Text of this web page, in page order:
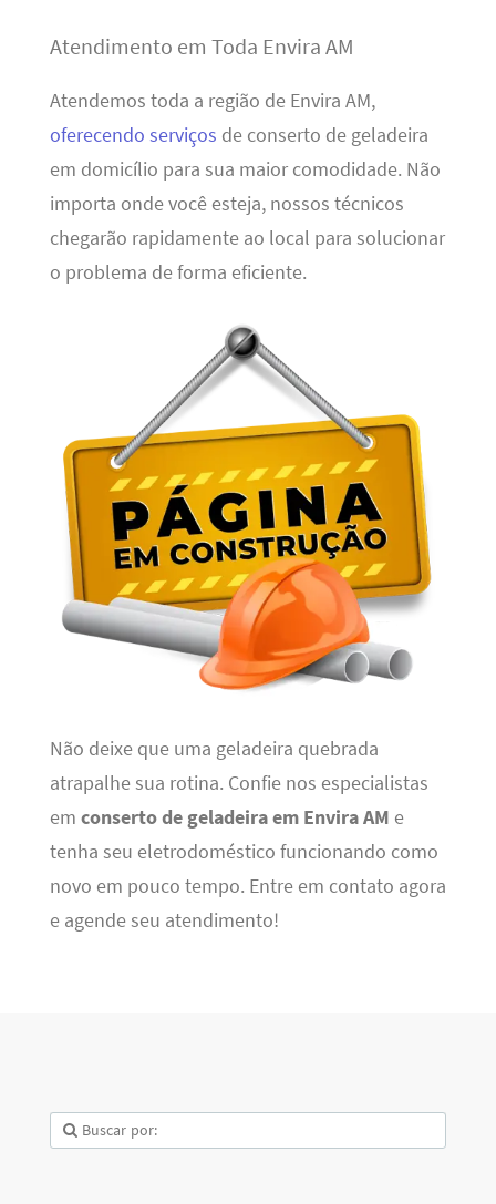
Atendimento em Toda Envira AM
Atendemos toda a região de Envira AM,
oferecendo serviços de conserto de geladeira
em domicílio para sua maior comodidade. Não
importa onde você esteja, nossos técnicos
chegarão rapidamente ao local para solucionar
o problema de forma eficiente.
Não deixe que uma geladeira quebrada
atrapalhe sua rotina. Confie nos especialistas
em conserto de geladeira em Envira AM e
tenha seu eletrodoméstico funcionando como
novo em pouco tempo. Entre em contato agora
e agende seu atendimento!